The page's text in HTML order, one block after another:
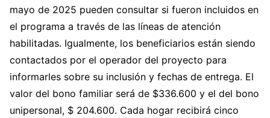
mayo de 2025 pueden consultar si fueron incluidos en
el programa a través de las líneas de atención
habilitadas. Igualmente, los beneficiarios están siendo
contactados por el operador del proyecto para
informarles sobre su inclusión y fechas de entrega. El
valor del bono familiar será de $336.600 y el del bono
unipersonal, $ 204.600. Cada hogar recibirá cinco